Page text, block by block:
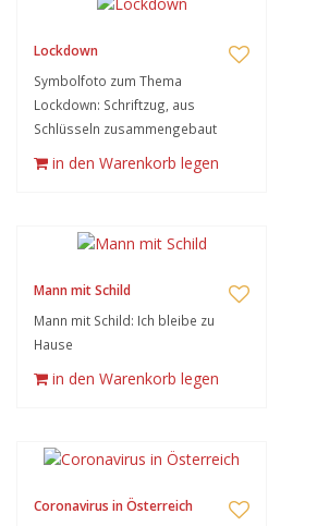
Lockdown
Symbolfoto zum Thema
Lockdown: Schriftzug, aus
Schlüsseln zusammengebaut
in den Warenkorb legen
Mann mit Schild
Mann mit Schild: Ich bleibe zu
Hause
in den Warenkorb legen
Coronavirus in Österreich